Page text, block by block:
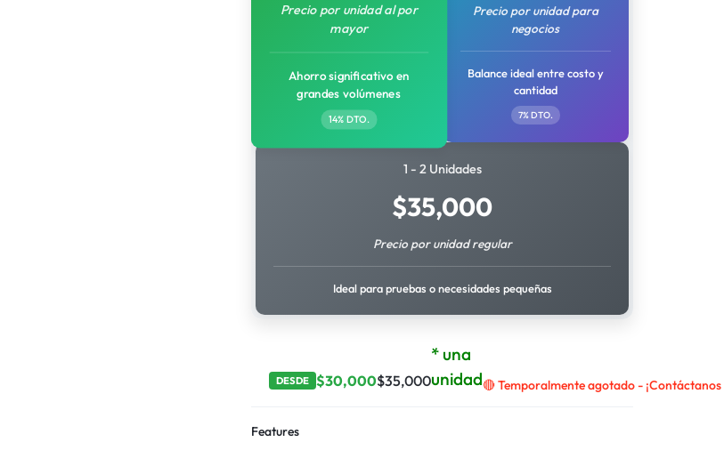
Precio por unidad al por
mayor
Ahorro significativo en
grandes volúmenes
14% DTO.
Precio por unidad para
negocios
Balance ideal entre costo y
cantidad
7% DTO.
1 - 2 Unidades
$35,000
Precio por unidad regular
Ideal para pruebas o necesidades pequeñas
DESDE $30,000$35,000
* una
unidad🔴 Temporalmente agotado -
Features